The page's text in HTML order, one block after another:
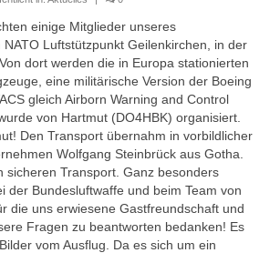
einige Mitglieder unseres
Luftstützpunkt Geilenkirchen, in der
dort werden die in Europa stationierten
eine militärische Version der Boeing
gleich Airborn Warning and Control
von Hartmut (DO4HBK) organisiert.
Den Transport übernahm in vorbildlicher
Wolfgang Steinbrück aus Gotha.
sicheren Transport. Ganz besonders
der Bundesluftwaffe und beim Team von
die uns erwiesene Gastfreundschaft und
Fragen zu beantworten bedanken! Es
vom Ausflug. Da es sich um ein